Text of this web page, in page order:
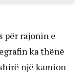
për rajonin e
ka thënë
një kamion